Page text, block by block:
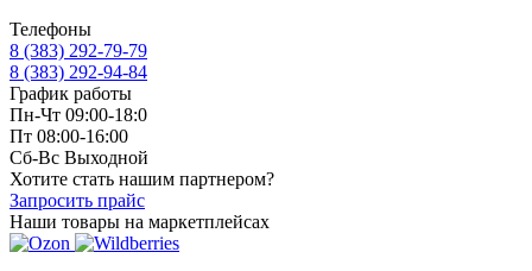
Телефоны
8 (383) 292-79-79
8 (383) 292-94-84
График работы
Пн-Чт 09:00-18:0
Пт 08:00-16:00
Сб-Вс Выходной
Хотите стать нашим партнером?
Запросить прайс
Наши товары на маркетплейсах